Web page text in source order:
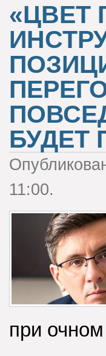
«ЦВЕТ
БУДЕТ
11:00.
при